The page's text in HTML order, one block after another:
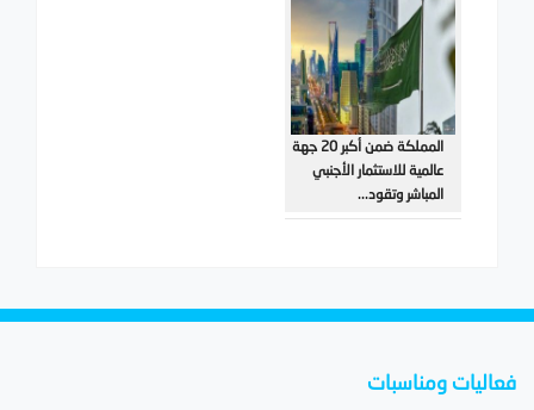
المملكة ضمن أكبر 20 جهة
عالمية للاستثمار الأجنبي
المباشر وتقود...
فعاليات ومناسبات